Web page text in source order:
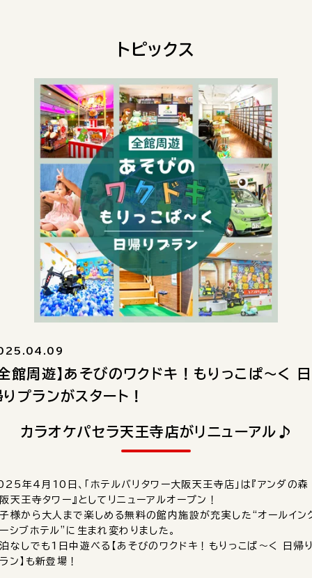
トピックス
全館周遊】あそびのワクドキ！もりっこぱ～く 日
プランがスタート！
カラオケパセラ天王寺店がリニューアル♪
年4月10日、「ホテルバリタワー大阪天王寺店」は『アンダの森
天王寺タワー』としてリニューアルオープン！
様から大人まで楽しめる無料の館内施設が充実した“オールイン
シブホテル”に生まれ変わりました。
なしでも1日中遊べる【あそびのワクドキ！もりっこぱ～く 日帰
ン】も新登場！